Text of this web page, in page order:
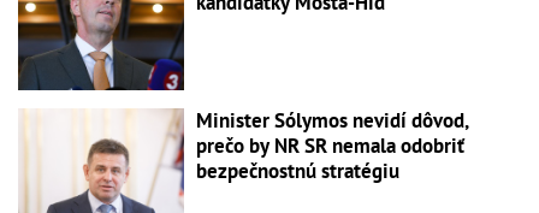
Minister Sólymos nevidí dôvod,
prečo by NR SR nemala odobriť
bezpečnostnú stratégiu